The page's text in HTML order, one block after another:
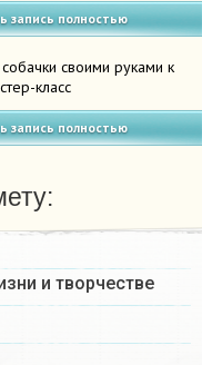
запись полностью
своими руками к
класс
запись полностью
и творчестве